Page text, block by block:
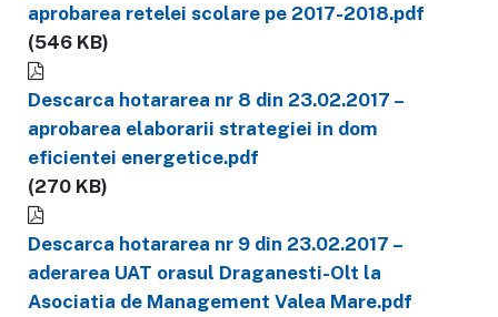
aprobarea retelei scolare pe 2017-2018.pdf
(546 KB)
Descarca hotararea nr 8 din 23.02.2017 –
aprobarea elaborarii strategiei in dom
eficientei energetice.pdf
(270 KB)
Descarca hotararea nr 9 din 23.02.2017 –
aderarea UAT orasul Draganesti-Olt la
Asociatia de Management Valea Mare.pdf